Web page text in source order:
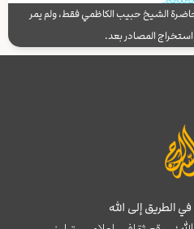
الشيخ حبيب الكاظمي فقط، ولم يمر
المصادر بعد.
الطريق إلى الله